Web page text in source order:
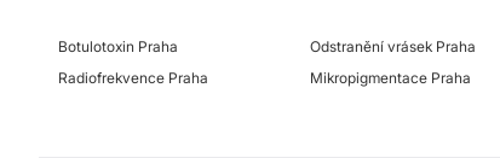
Botulotoxin Praha Odstranění vrásek Praha
Radiofrekvence Praha
Mikropigmentace Praha